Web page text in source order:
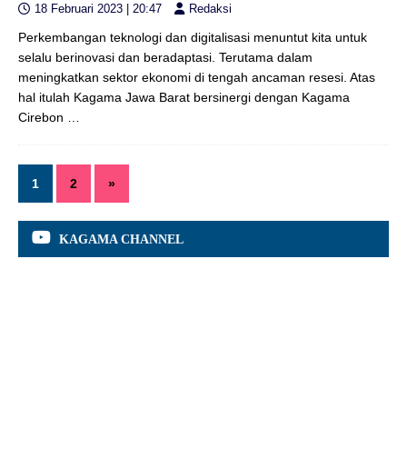
18 Februari 2023 | 20:47 Redaksi
Perkembangan teknologi dan digitalisasi menuntut kita untuk
selalu berinovasi dan beradaptasi. Terutama dalam
meningkatkan sektor ekonomi di tengah ancaman resesi. Atas
hal itulah Kagama Jawa Barat bersinergi dengan Kagama
Cirebon
1 2 »
KAGAMA CHANNEL